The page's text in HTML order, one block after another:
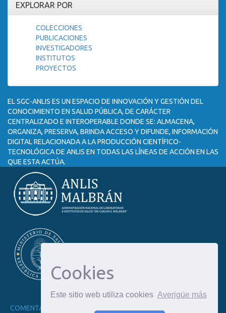
Cookies
Este sitio web utiliza cookies Averigüe más
EXPLORAR POR
COLECCIONES
PUBLICACIONES
INVESTIGADORES
INSTITUTOS
PROYECTOS
EL SGC-ANLIS ES UN ESPACIO DE INNOVACIÓN Y GESTIÓN DEL
CONOCIMIENTO EN SALUD PÚBLICA, DE CARÁCTER
CENTRALIZADO E INTEROPERABLE DONDE SE: ALMACENA,
ORGANIZA, PRESERVA, BRINDA ACCESO Y DIFUNDE, INFORMACIÓN
DIGITAL RELACIONADA A LA PRODUCCIÓN CIENTÍFICO-
TECNOLÓGICA DE ANLIS EN TODAS LAS LÍNEAS DE ACCIÓN EN LAS
QUE ESTA ACTÚA.
COMENTARIOS